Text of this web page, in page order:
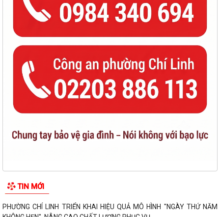
TIN MỚI
PHƯỜNG CHÍ LINH TRIỂN KHAI HIỆU QUẢ MÔ HÌNH "NGÀY THỨ NĂM